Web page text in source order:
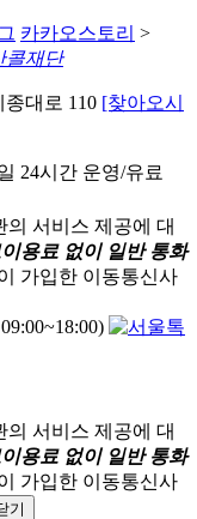
카카오스토리 >
콜재단
대로 110 [찾아오시
24시간 운영/유료
의 서비스 제공에 대
용료 없이 일반 통화
가입한 이동통신사
의 서비스 제공에 대
용료 없이 일반 통화
가입한 이동통신사
기